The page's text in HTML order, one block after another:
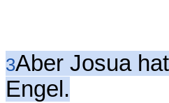
3Aber Josua
Engel.